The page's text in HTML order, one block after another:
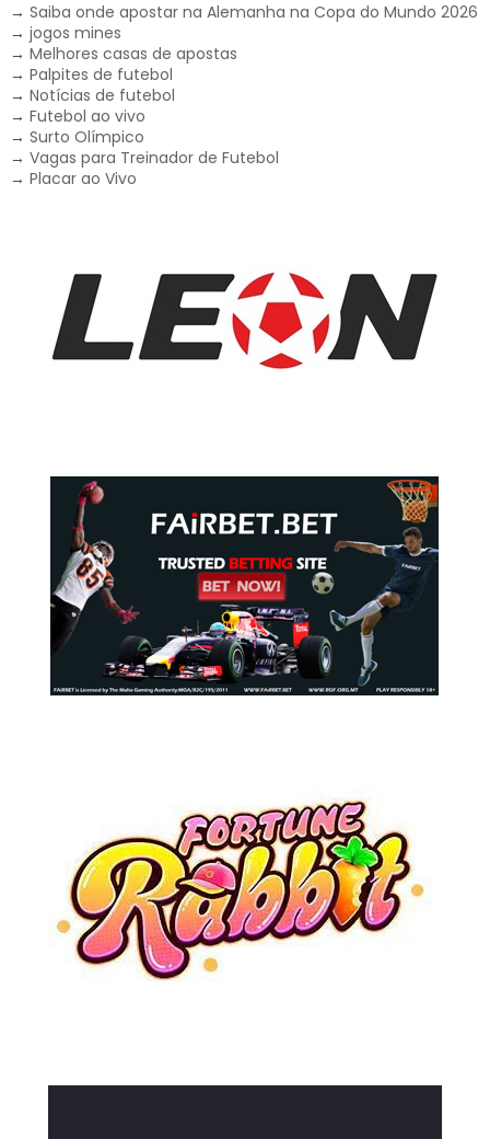
→ Saiba onde apostar na Alemanha na Copa do Mundo 2026
→ jogos mines
→ Melhores casas de apostas
→ Palpites de futebol
→ Notícias de futebol
→ Futebol ao vivo
→ Surto Olímpico
→ Vagas para Treinador de Futebol
→ Placar ao Vivo